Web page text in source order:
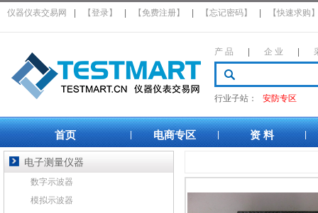
仪器仪表交易网 【登录】 【免费注册】 【忘记密码】 【快速求购
产 品 企 业
行业子站： 安防专区
首页 电商专区 资 料
电子测量仪器
数字示波器
模拟示波器